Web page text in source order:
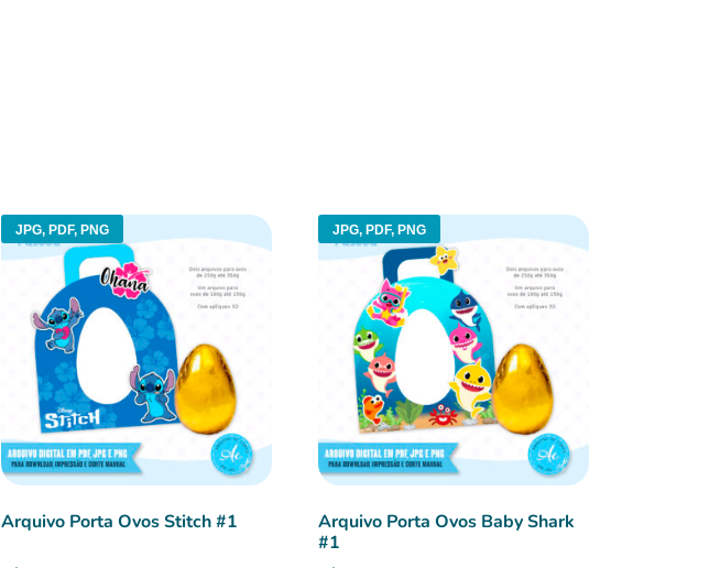
JPG, PDF, PNG
Arquivo Porta Ovos Stitch #1
JPG, PDF, PNG
Arquivo Porta Ovos Baby Shark
#1